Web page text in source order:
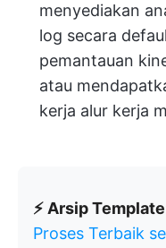
menyediakan
log secara
pemantauan
atau
kerja alur kerja
⚡ Arsip
Proses Terbaik